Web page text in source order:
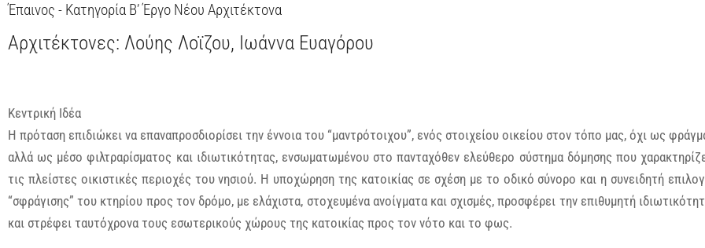
Έπαινος - Κατηγορία Β’ Έργο Νέου Αρχιτέκτονα
Αρχιτέκτονες: Λούης Λοϊζου, Ιωάννα Ευαγόρου
Κεντρική Ιδέα
Η πρόταση επιδιώκει να επαναπροσδιορίσει την έννοια του “μαντρότοιχου”, ενός στοιχείου οικείου στον τόπο μας, όχι ως
αλλά ως μέσο φιλτραρίσματος και ιδιωτικότητας, ενσωματωμένου στο πανταχόθεν ελεύθερο σύστημα δόμησης που
τις πλείστες οικιστικές περιοχές του νησιού. Η υποχώρηση της κατοικίας σε σχέση με το οδικό σύνορο και η συνειδητή
“σφράγισης” του κτηρίου προς τον δρόμο, με ελάχιστα, στοχευμένα ανοίγματα και σχισμές, προσφέρει την επιθυμητή
και στρέφει ταυτόχρονα τους εσωτερικούς χώρους της κατοικίας προς τον νότο και το φως.